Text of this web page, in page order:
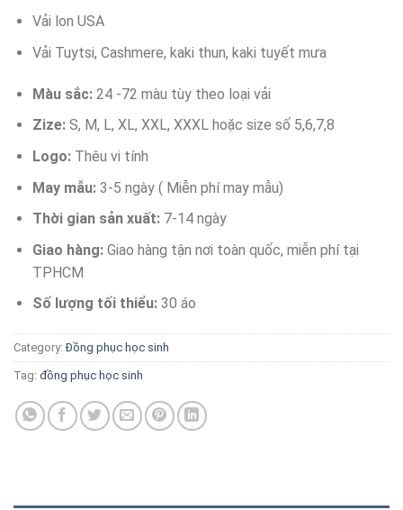
Vải lon USA
Vải Tuytsi, Cashmere, kaki thun, kaki tuyết mưa
Màu sắc: 24 -72 màu tùy theo loại vải
Zize:S, M, L, XL, XXL, XXXL hoặc size số 5,6,7,8
Logo: Thêu vi tính
May mẫu: 3-5 ngày ( Miễn phí may mẫu)
Thời gian sản xuất: 7-14 ngày
Giao hàng: Giao hàng tận nơi toàn quốc, miễn phí tại
TPHCM
Số lượng tối thiểu: 30 áo
Category:Đồng phục học sinh
Tag: đồng phục học sinh